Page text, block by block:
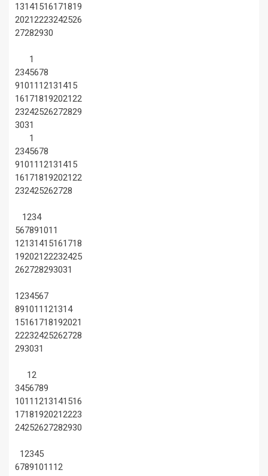
13141516171819
20212223242526
27282930
1
2345678
91011 12131415
16171819202122
23242526272829
3031
1
2345678
91011 12131415
16171819202122
232425262728
1234
567891011
12131415161718
19202122232425
262728293031
1234567
891011 121314
15161718192021
22232425262728
293031
12
3456789
1011 1213141516
17181920212223
24252627282930
12345
67891011 12